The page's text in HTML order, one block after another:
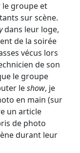
le groupe et
sur scène.
dans leur loge,
de la soirée
vécus lors
de son
le groupe
leshow, je
en main (sur
un article
de photo
durant leur